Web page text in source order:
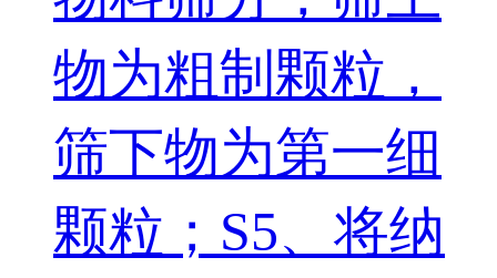
物为粗制颗粒，
筛下物为第一细
颗粒；S5、将纳